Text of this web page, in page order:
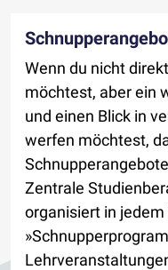
Wenn du nicht
möchtest, aber ein
und einen Blick in
werfen möchtest,
Zentrale
organisiert in